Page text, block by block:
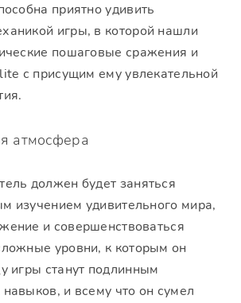
приятно удивить
игры, в которой нашли
пошаговые сражения и
с присущим ему увлекательной
атмосфера
должен будет заняться
изучением удивительного мира,
и совершенствоваться
уровни, к которым он
игры станут подлинным
и всему что он сумел